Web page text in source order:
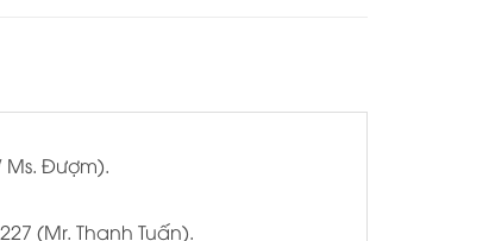
Ms. Đượm).
(Mr. Thanh Tuấn).